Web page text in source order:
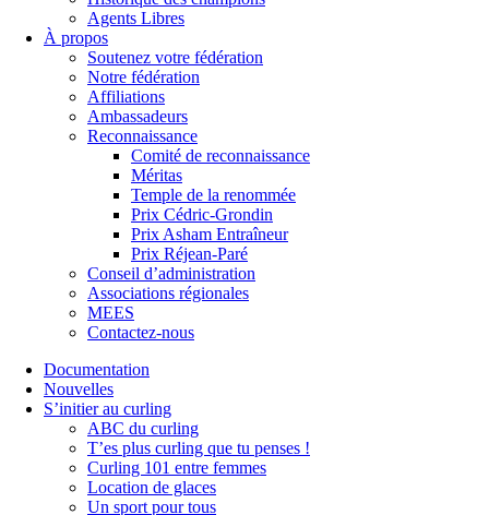
Agents Libres
À propos
Soutenez votre fédération
Notre fédération
Affiliations
Ambassadeurs
Reconnaissance
Comité de reconnaissance
Méritas
Temple de la renommée
Prix Cédric-Grondin
Prix Asham Entraîneur
Prix Réjean-Paré
Conseil d’administration
Associations régionales
MEES
Contactez-nous
Documentation
Nouvelles
S’initier au curling
ABC du curling
T’es plus curling que tu penses !
Curling 101 entre femmes
Location de glaces
Un sport pour tous